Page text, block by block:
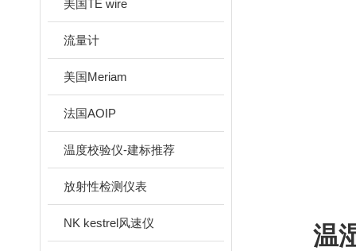
美国TE wire
流量计
美国Meriam
法国AOIP
温度校验仪-建标推荐
放射性检测仪表
NK kestrel风速仪
温